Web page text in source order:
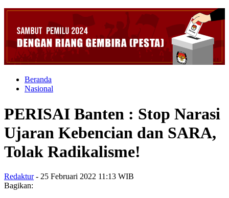
Beranda
Nasional
PERISAI Banten : Stop Narasi
Ujaran Kebencian dan SARA,
Tolak Radikalisme!
Redaktur- 25 Februari 2022 11:13 WIB
Bagikan: